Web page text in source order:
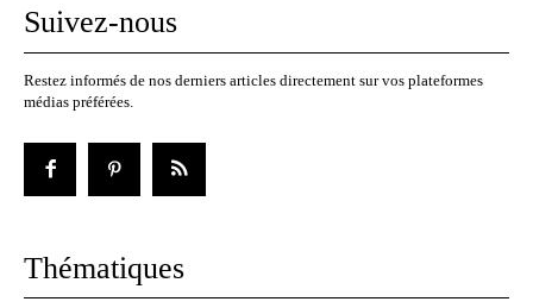
Suivez-nous
Restez informés de nos derniers articles directement sur vos plateformes
médias préférées.
Thématiques